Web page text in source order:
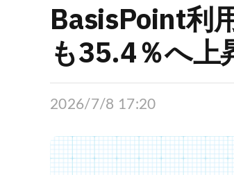
BasisPoint利
も35.4％へ上
2026/7/8 17:20